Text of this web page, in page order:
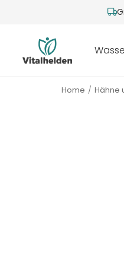
Vitalhelden.de
Home Hähne